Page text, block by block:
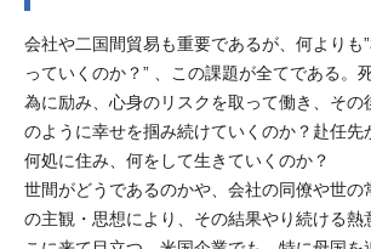
会社や二国間貿易も重要であるが、何よりも
っていくのか？” 、この課題が全てである。
為に励み、心身のリスクを取って働き、その
のように幸せを掴み続けていくのか？赴任先
何処に住み、何をして生きていくのか？
世間がどうであるのかや、会社の同僚や世の
の主観・思想により、その結果やり続ける熱